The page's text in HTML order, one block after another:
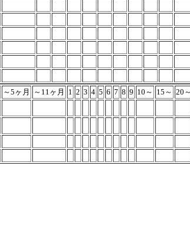
～5ヶ月 ～11ヶ月 1 2 3 4 5 6 7 8 9 10～ 15～ 20～